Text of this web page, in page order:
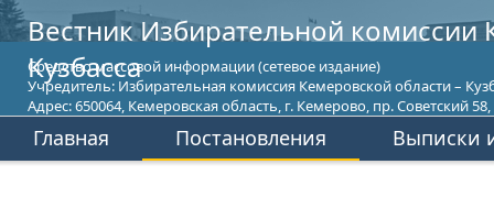
Вестник Избирательной комиссии
Кузбасса
Средство массовой информации (сетевое издание)
Учредитель: Избирательная комиссия Кемеровской области –
Адрес: 650064, Кемеровская область, г. Кемерово, пр. Советский 58,
Главная Постановления Выписки